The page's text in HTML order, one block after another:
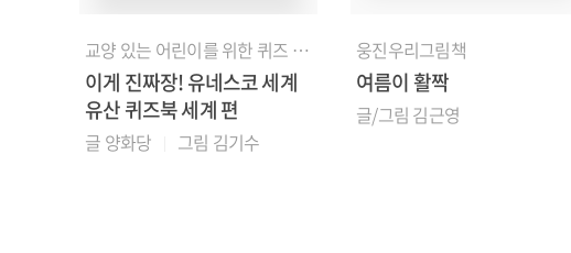
교양 있는 어린이를 위한 퀴즈 챌린지
이게 진짜장! 유네스코 세계
유산 퀴즈북 세계 편
글 양화당 그림 김기수
웅진우리그림책
여름이 활짝
글/그림 김근영